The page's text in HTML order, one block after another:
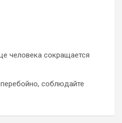
человека сокращается
соблюдайте